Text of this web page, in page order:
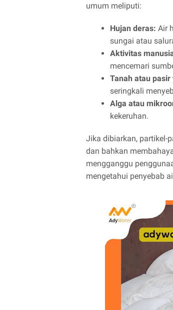
umum meliputi:
Hujan deras: Air
sungai atau
Aktivitas
mencemari
Tanah atau
seringkali
Alga atau
kekeruhan.
Jika dibiarkan, partikel-
dan bahkan
mengganggu
mengetahui penyebab